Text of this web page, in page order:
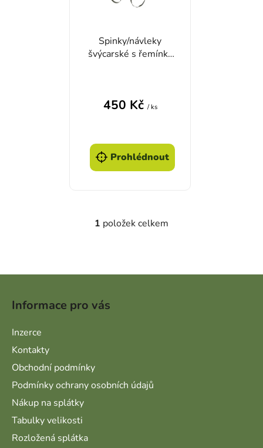
Spinky/návleky
švýcarské s řemínky
450 Kč / ks
Prohlédnout
Ovládací prvky výpisu
1 položek celkem
Informace pro vás
Inzerce
Kontakty
Obchodní podmínky
Podmínky ochrany osobních údajů
Nákup na splátky
Tabulky velikosti
Rozložená splátka